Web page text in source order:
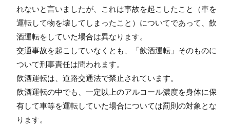
れないと言いましたが、これは事故を起こしたこと（車を
運転して物を壊してしまったこと）についてであって、飲
酒運転をしていた場合は異なります。
交通事故を起こしていなくとも、「飲酒運転」そのものに
ついて刑事責任は問われます。
飲酒運転は、道路交通法で禁止されています。
飲酒運転の中でも、一定以上のアルコール濃度を身体に保
有して車等を運転していた場合については罰則の対象とな
ります。